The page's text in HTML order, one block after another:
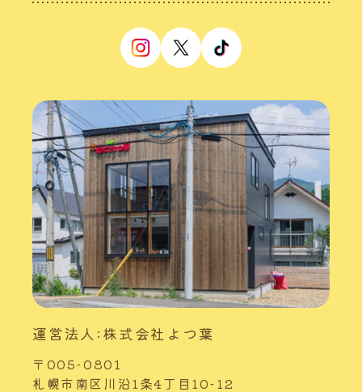
運営法人:株式会社よつ葉
〒005-0801
札幌市南区川沿1条4丁目10-12